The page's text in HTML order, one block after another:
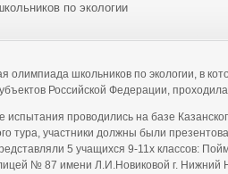
по экологии
олимпиада школьников по экологии, в
Российской Федерации,
проводились на базе
тура, участники должны были
5 учащихся 9-11х классов:
№ 87 имени Л.И.Новиковой г. Нижний